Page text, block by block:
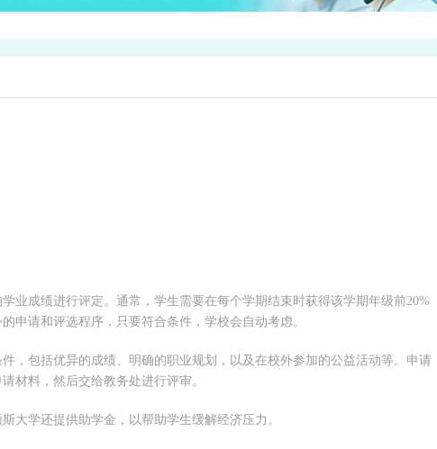
业成绩进行评定。通常，学生需要在每个学期结束时获得该学期年级前20%
申请和评选程序，只要符合条件，学校会自动考虑。
，包括优异的成绩、明确的职业规划，以及在校外参加的公益活动等。申请
材料，然后交给教务处进行评审。
大学还提供助学金，以帮助学生缓解经济压力。